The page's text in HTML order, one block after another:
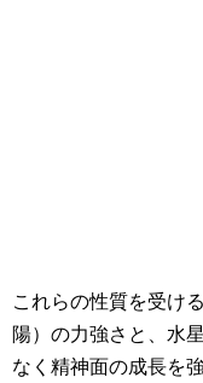
これらの性質を受け
陽）の力強さと、水
なく精神面の成長を